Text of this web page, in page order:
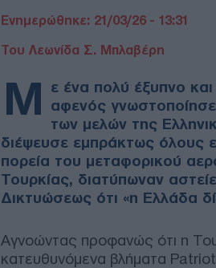
Ενημερώθηκε: 21/03/26 - 13:31
Του Λεωνίδα Σ. Μπλαβέρη
Μ
ε ένα πολύ έξυπνο
αφενός
των μελών της
διέψευσε εμπράκτως όλους
πορεία του μεταφορικού
Τουρκίας, διατύπωναν
Δικτυώσεως ότι «η Ελλάδα
Αγνοώντας προφανώς ότι η
κατευθυνόμενα βλήματα